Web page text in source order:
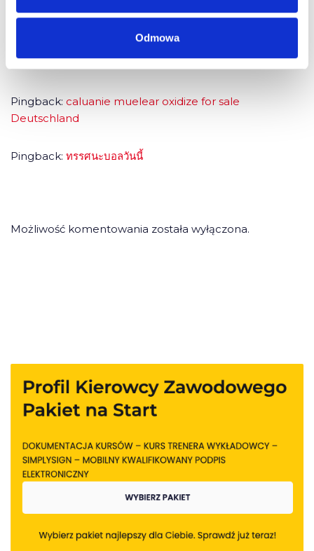
Odmowa
Pingback: caluanie muelear oxidize for sale​
Deutschland
Pingback: ทรรศนะบอลวันนี้
Możliwość komentowania została wyłączona.